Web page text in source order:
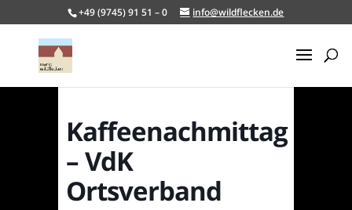
+49 (9745) 91 51 – 0 info@wildflecken.de
Kaffeenachmittag
– VdK
Ortsverband